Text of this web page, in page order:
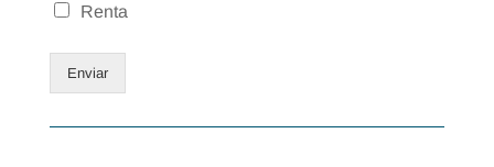
Renta
Enviar